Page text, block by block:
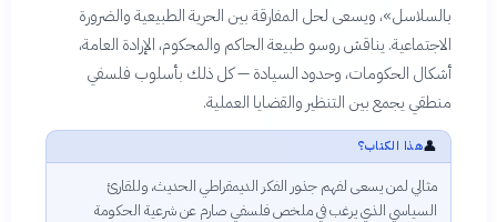
بالسلاسل»، ويسعى لحل المفارقة بين الحرية الطبيعية والضرورة
الاجتماعية. يناقش روسو طبيعة الحاكم والمحكوم، الإرادة العامة،
أشكال الحكومات، وحدود السيادة — كل ذلك بأسلوب فلسفي
منطقي يجمع بين التنظير والقضايا العملية.
👤هذا الكتاب؟
مثالي لمن يسعى لفهم جذور الفكر الديمقراطي الحديث، وللقارئ
السياسي الذي يرغب في ملخص فلسفي صارم عن شرعية الحكومة